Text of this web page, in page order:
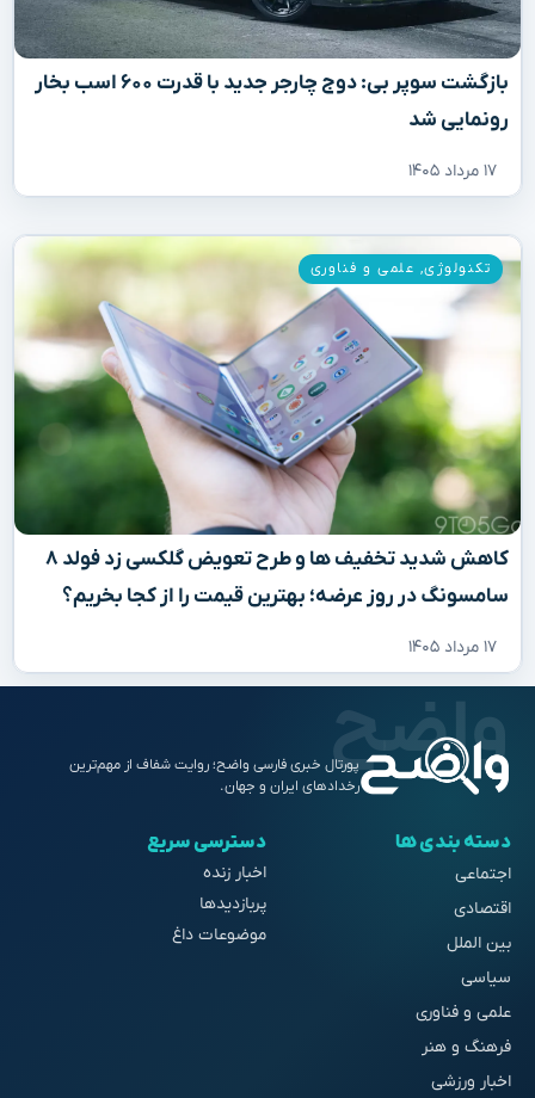
بازگشت سوپر بی: دوج چارجر جدید با قدرت ۶۰۰ اسب بخار
رونمایی شد
۱۷ مرداد ۱۴۰۵
کاهش شدید تخفیف‌ ها و طرح تعویض گلکسی زد فولد ۸
سامسونگ در روز عرضه؛ بهترین قیمت را از کجا بخریم؟
۱۷ مرداد ۱۴۰۵
تکنولوژی, علمی و فناوری
پورتال خبری فارسی واضح؛ روایت شفاف از مهم‌ترین
رخدادهای ایران و جهان.
دسته بندی ها
اجتماعی
اقتصادی
بین الملل
سیاسی
علمی و فناوری
فرهنگ و هنر
اخبار ورزشی
دسترسی سریع
اخبار زنده
پربازدیدها
موضوعات داغ